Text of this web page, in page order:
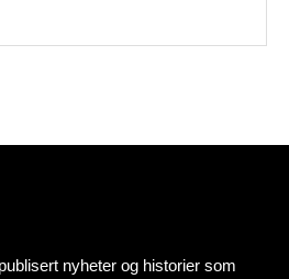
nyheter og historier som